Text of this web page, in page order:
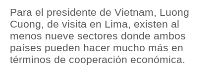
Política
Tu Dinero
Finanzas Personales
Para el presidente de Vietnam, Luong
Cuong, de visita en Lima, existen al
menos nueve sectores donde ambos
países pueden hacer mucho más en
términos de cooperación económica.